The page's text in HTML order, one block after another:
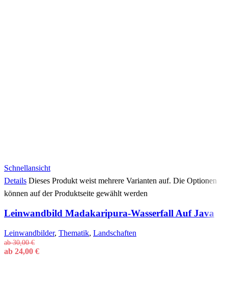
Schnellansicht
Details Dieses Produkt weist mehrere Varianten auf. Die Optionen
können auf der Produktseite gewählt werden
Leinwandbild Madakaripura-Wasserfall Auf Java
Leinwandbilder, Thematik, Landschaften
ab30,00€
ab 24,00 €